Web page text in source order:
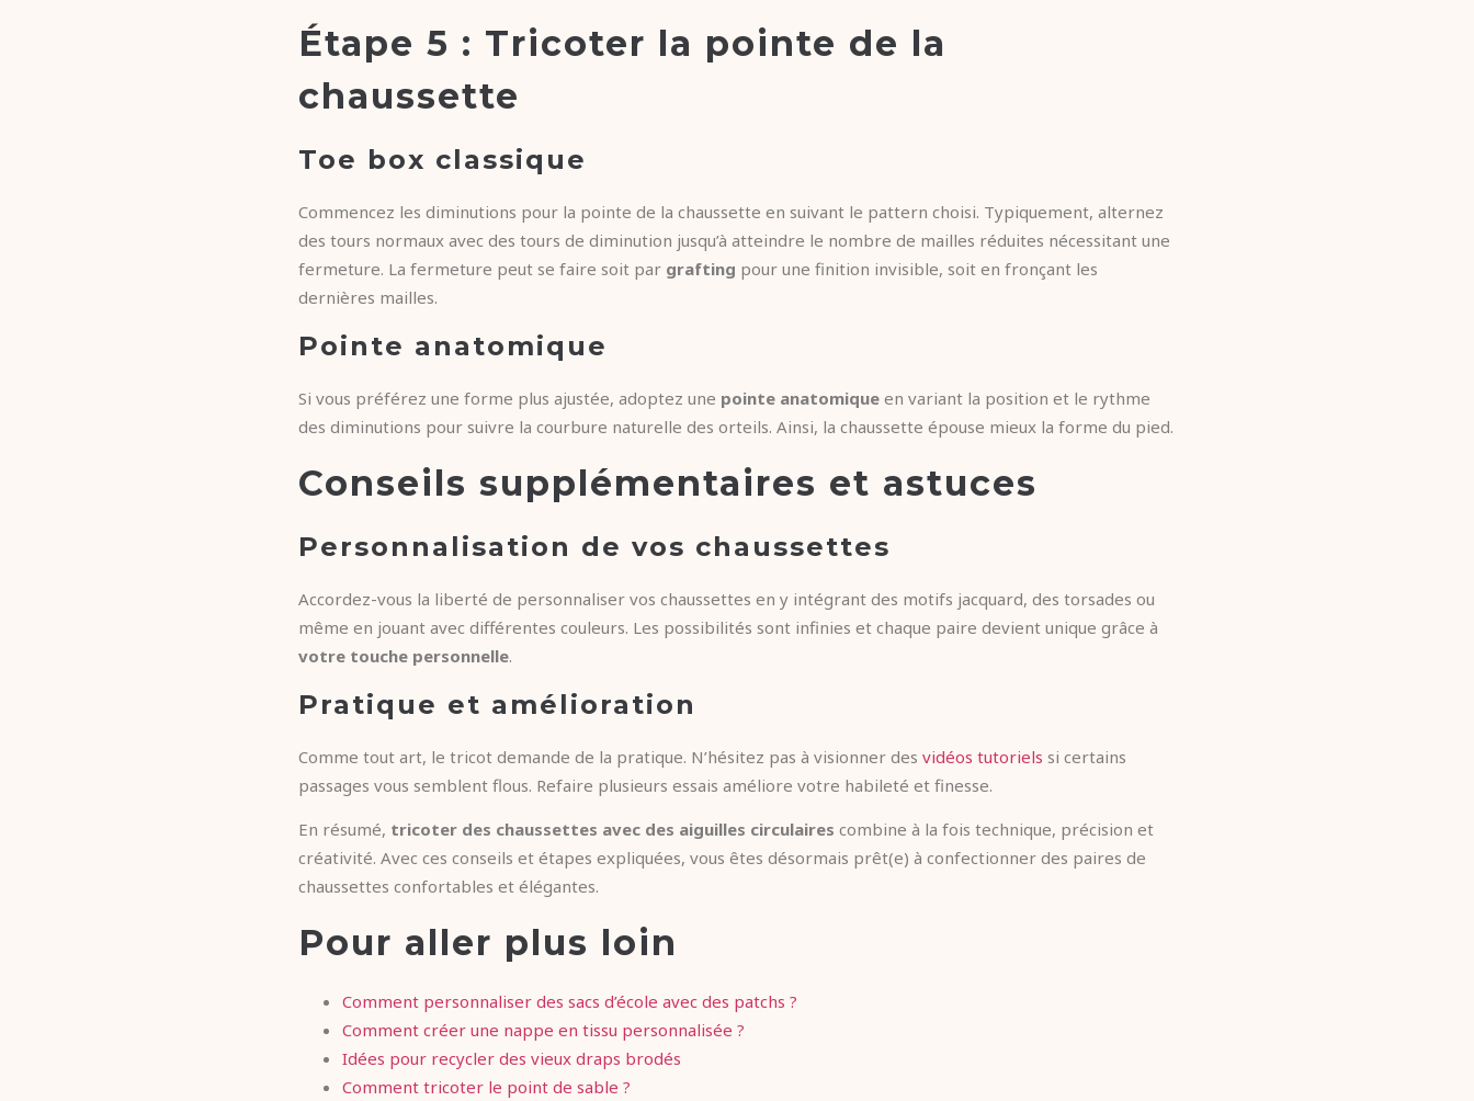
Étape 5 : Tricoter la pointe de la
chaussette
Toe box classique
Commencez les diminutions pour la pointe de la chaussette en suivant le pattern choisi. Typiquement, alternez
des tours normaux avec des tours de diminution jusqu’à atteindre le nombre de mailles réduites nécessitant une
fermeture. La fermeture peut se faire soit par grafting pour une finition invisible, soit en fronçant les
dernières mailles.
Pointe anatomique
Si vous préférez une forme plus ajustée, adoptez une pointe anatomique en variant la position et le rythme
des diminutions pour suivre la courbure naturelle des orteils. Ainsi, la chaussette épouse mieux la forme du pied.
Conseils supplémentaires et astuces
Personnalisation de vos chaussettes
Accordez-vous la liberté de personnaliser vos chaussettes en y intégrant des motifs jacquard, des torsades ou
même en jouant avec différentes couleurs. Les possibilités sont infinies et chaque paire devient unique grâce à
votre touche personnelle.
Pratique et amélioration
Comme tout art, le tricot demande de la pratique. N’hésitez pas à visionner des vidéos tutoriels si certains
passages vous semblent flous. Refaire plusieurs essais améliore votre habileté et finesse.
En résumé, tricoter des chaussettes avec des aiguilles circulaires combine à la fois technique, précision et
créativité. Avec ces conseils et étapes expliquées, vous êtes désormais prêt(e) à confectionner des paires de
chaussettes confortables et élégantes.
Pour aller plus loin
Comment personnaliser des sacs d’école avec des patchs ?
Comment créer une nappe en tissu personnalisée ?
Idées pour recycler des vieux draps brodés
Comment tricoter le point de sable ?